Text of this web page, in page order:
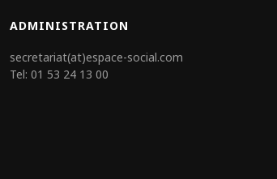
ADMINISTRATION
secretariat(at)espace-social.com
Tel: 01 53 24 13 00